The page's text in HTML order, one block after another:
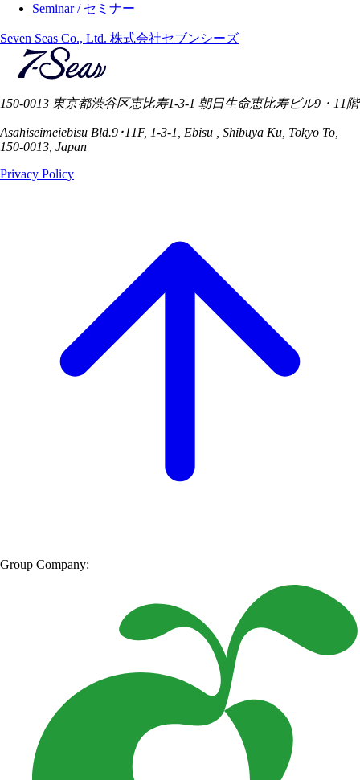
Seminar / セミナー
Seven Seas Co., Ltd. 株式会社セブンシーズ
150-0013 東京都渋谷区恵比寿1-3-1 朝日生命恵比寿ビル9・11階
Asahiseimeiebisu Bld.9･11F, 1-3-1, Ebisu , Shibuya Ku, Tokyo To,
150-0013, Japan
Privacy Policy
Group Company: